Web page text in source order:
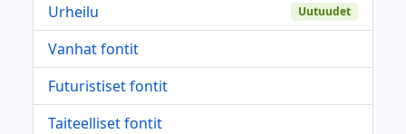
Urheilu
Uutuudet
Vanhat fontit
Futuristiset fontit
Taiteelliset fontit